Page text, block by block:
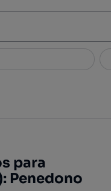
para
Penedono